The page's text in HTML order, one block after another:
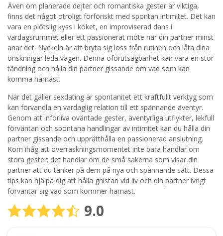
Även om planerade dejter och romantiska gester är viktiga,
finns det något otroligt förföriskt med spontan intimitet. Det kan
vara en plötslig kyss i köket, en improviserad dans i
vardagsrummet eller ett passionerat möte när din partner minst
anar det. Nyckeln är att bryta sig loss från rutinen och låta dina
önskningar leda vägen. Denna oförutsägbarhet kan vara en stor
tändning och hålla din partner gissande om vad som kan
komma härnäst.
När det gäller sexdating är spontanitet ett kraftfullt verktyg som
kan förvandla en vardaglig relation till ett spännande äventyr.
Genom att införliva oväntade gester, äventyrliga utflykter, lekfull
förväntan och spontana handlingar av intimitet kan du hålla din
partner gissande och upprätthålla en passionerad anslutning.
Kom ihåg att överraskningsmomentet inte bara handlar om
stora gester; det handlar om de små sakerna som visar din
partner att du tänker på dem på nya och spännande sätt. Dessa
tips kan hjälpa dig att hålla gnistan vid liv och din partner ivrigt
förväntar sig vad som kommer härnäst.
9.0